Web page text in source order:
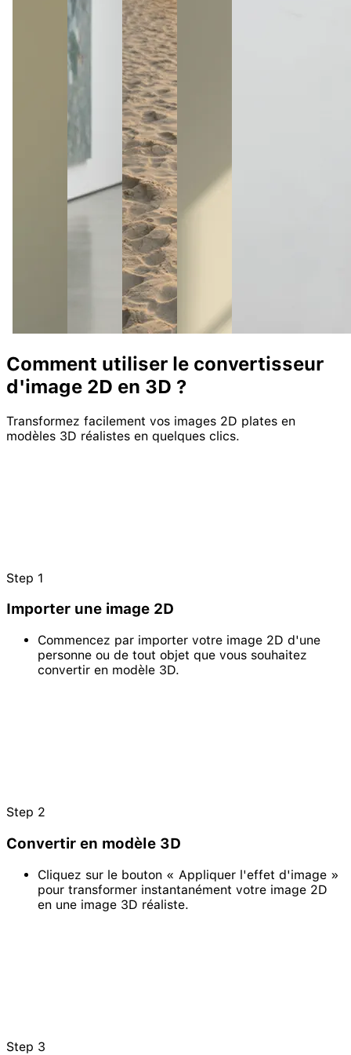
Comment utiliser le convertisseur
d'image 2D en 3D ?
Transformez facilement vos images 2D plates en
modèles 3D réalistes en quelques clics.
Step 1
Importer une image 2D
Commencez par importer votre image 2D d'une
personne ou de tout objet que vous souhaitez
convertir en modèle 3D.
Step 2
Convertir en modèle 3D
Cliquez sur le bouton « Appliquer l'effet d'image »
pour transformer instantanément votre image 2D
en une image 3D réaliste.
Step 3